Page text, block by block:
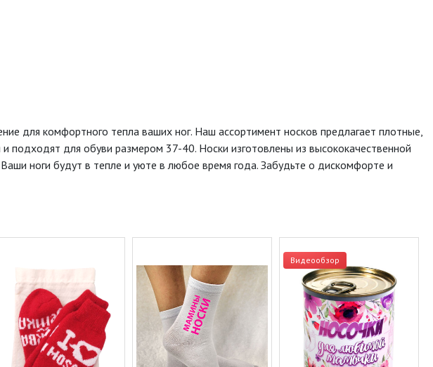
для комфортного тепла ваших ног. Наш ассортимент носков предлагает плотные,
подходят для обуви размером 37-40. Носки изготовлены из высококачественной
ноги будут в тепле и уюте в любое время года. Забудьте о дискомфорте и
Видеообзор